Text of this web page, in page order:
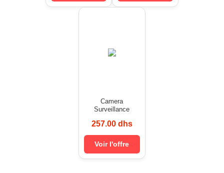
Camera
Surveillance
257.00 dhs
Voir l'offre